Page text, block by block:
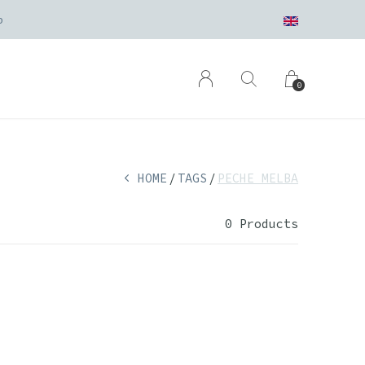
0
HOME TAGS PECHE MELBA
0 Products